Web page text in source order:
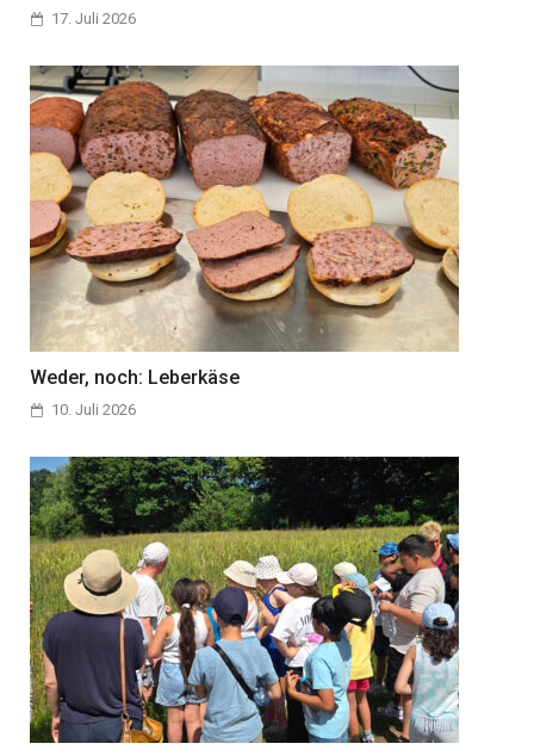
17. Juli 2026
Weder, noch: Leberkäse
10. Juli 2026